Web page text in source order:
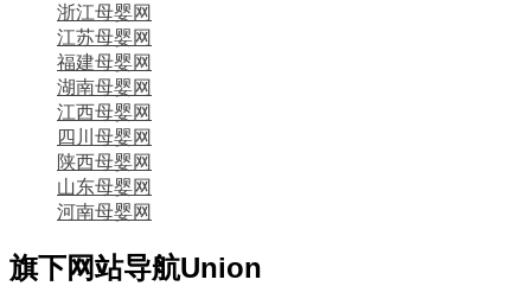
浙江母婴网
江苏母婴网
福建母婴网
湖南母婴网
江西母婴网
四川母婴网
陕西母婴网
山东母婴网
河南母婴网
旗下网站导航Union